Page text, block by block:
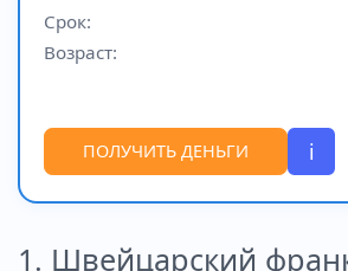
Срок:
Возраст:
ПОЛУЧИТЬ ДЕНЬГИ i
1. Швейцарский